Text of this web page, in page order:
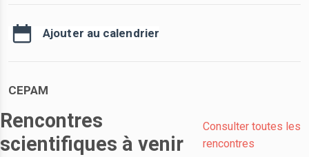
Ajouter au calendrier
CEPAM
Rencontres
scientifiques à venir
Consulter toutes les
rencontres